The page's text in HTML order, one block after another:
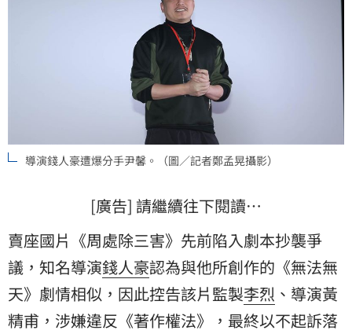
導演錢人豪遭爆分手尹馨。（圖／記者鄭孟晃攝影）
[廣告] 請繼續往下閱讀…
賣座國片《周處除三害》先前陷入劇本抄襲爭
議，知名導演錢人豪認為與他所創作的《無法無
天》劇情相似，因此控告該片監製李烈 、導演黃
精甫，涉嫌違反《著作權法》，最終以不起訴落